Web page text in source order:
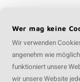
Wer mag keine
Wir verwenden
angenehm wie
funktioniert unsere
wir unsere Website